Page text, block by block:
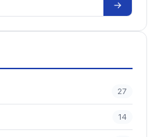
→
27
14